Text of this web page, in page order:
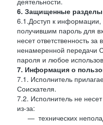
6. Защищенные
6.1.Доступ к
получившим пароль для
несет ответственность
ненамеренной передачи
пароля и любое
7. Информация о
7.1. Исполнитель
Соискателя.
7.2. Исполнитель не
из-за:
технических